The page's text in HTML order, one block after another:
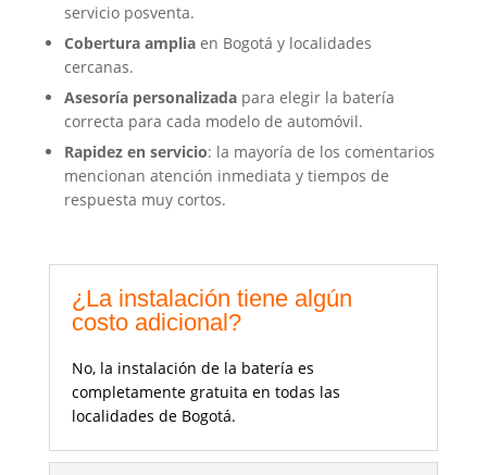
servicio posventa.
Cobertura amplia en Bogotá y localidades
cercanas.
Asesoría personalizada para elegir la batería
correcta para cada modelo de automóvil.
Rapidez en servicio: la mayoría de los comentarios
mencionan atención inmediata y tiempos de
respuesta muy cortos.
¿La instalación tiene algún
costo adicional?
No, la instalación de la batería es
completamente gratuita en todas las
localidades de Bogotá.